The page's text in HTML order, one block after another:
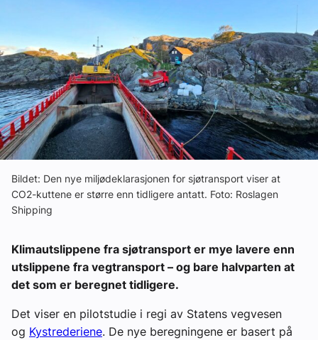
eBlad
Aktivitetskalender
Bransjekommentar
Nyheter
Bildet: Den nye miljødeklarasjonen for sjøtransport viser at
CO2-kuttene er større enn tidligere antatt. Foto: Roslagen
Shipping
Klimautslippene fra sjøtransport er mye lavere enn
utslippene fra vegtransport – og bare halvparten at
det som er beregnet tidligere.
Det viser en pilotstudie i regi av Statens vegvesen
og Kystrederiene. De nye beregningene er basert på